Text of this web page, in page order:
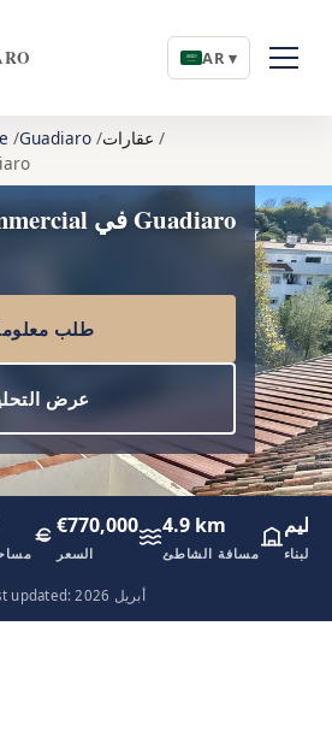
AR ▾
Guadiaro عقارات
8-غرفة نوم Commercial في Guadiaro
طلب
عرض
€770,000
السعر
4.9 km
مسافة الشاطئ البناء
Last updated: أبريل 2026